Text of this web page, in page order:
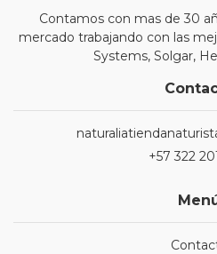
Contamos con mas de 30
mercado trabajando con las
Systems, Solgar,
+57 322